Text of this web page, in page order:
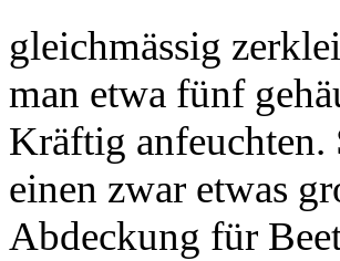
gleichmässig
man etwa fünf
Kräftig anfeuchten.
einen zwar etwas
Abdeckung für